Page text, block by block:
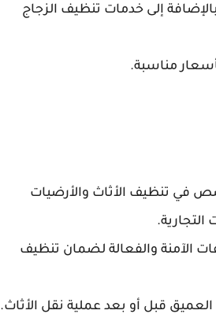
إلى خدمات تنظيف الزجاج
مناسبة.
في تنظيف الأثاث والأرضيات
الآمنة والفعالة لضمان تنظيف
العميق قبل أو بعد عملية نقل الأثاث.